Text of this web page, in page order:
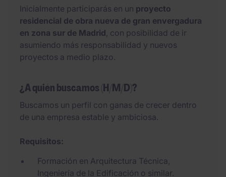
Inicialmente participarás en un proyecto
residencial de obra nueva de gran envergadura
en zona sur de Madrid, con posibilidad de ir
asumiendo más responsabilidad y nuevos
proyectos a medio plazo.
¿A quién buscamos (H/M/D)?
Buscamos un perfil con ganas de crecer dentro
de una empresa estable y ambiciosa.
Requisitos:
Formación en Arquitectura Técnica,
Ingeniería de la Edificación o similar.